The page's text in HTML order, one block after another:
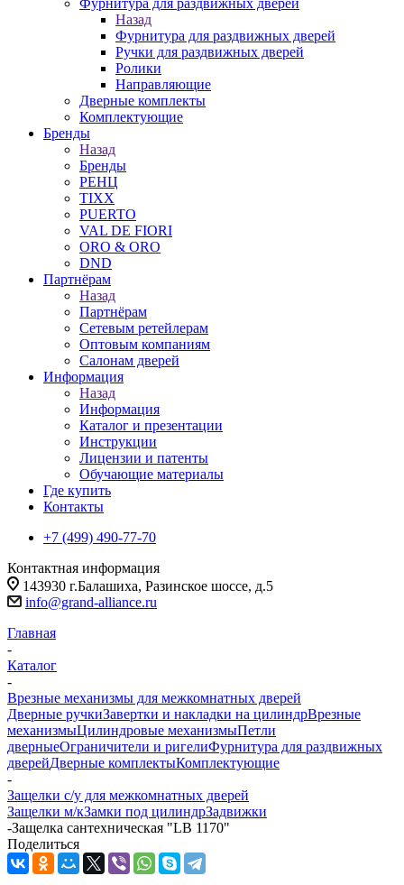
Фурнитура для раздвижных дверей
Назад
Фурнитура для раздвижных дверей
Ручки для раздвижных дверей
Ролики
Направляющие
Дверные комплекты
Комплектующие
Бренды
Назад
Бренды
РЕНЦ
TIXX
PUERTO
VAL DE FIORI
ORO & ORO
DND
Партнёрам
Назад
Партнёрам
Сетевым ретейлерам
Оптовым компаниям
Салонам дверей
Информация
Назад
Информация
Каталог и презентации
Инструкции
Лицензии и патенты
Обучающие материалы
Где купить
Контакты
+7 (499) 490-77-70
Контактная информация
143930 г.Балашиха, Разинское шоссе, д.5
info@grand-alliance.ru
Главная
-
Каталог
-
Врезные механизмы для межкомнатных дверей
Дверные ручкиЗавертки и накладки на цилиндрВрезные
механизмыЦилиндровые механизмыПетли
дверныеОграничители и ригелиФурнитура для раздвижных
дверейДверные комплектыКомплектующие
-
Защелки с/у для межкомнатных дверей
Защелки м/кЗамки под цилиндрЗадвижки
-Защелка сантехническая "LB 1170"
Поделиться